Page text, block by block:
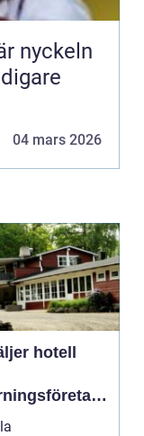
04 mars 2026
hotell